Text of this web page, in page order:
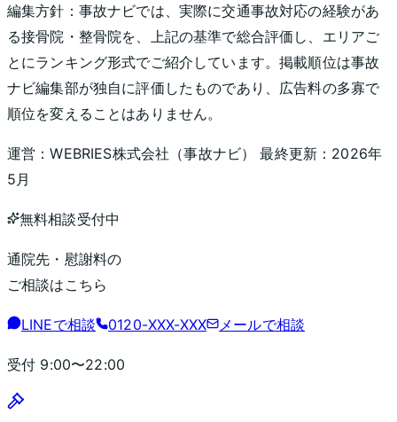
編集方針： 事故ナビでは、実際に交通事故対応の経験があ
る接骨院・整骨院を、上記の基準で総合評価し、エリアご
とにランキング形式でご紹介しています。掲載順位は事故
ナビ編集部が独自に評価したものであり、広告料の多寡で
順位を変えることはありません。
運営：WEBRIES株式会社 （事故ナビ） 最終更新： 2026年
5月
無料相談受付中
通院先・慰謝料の
ご相談はこちら
LINEで相談 0120-XXX-XXX メールで相談
受付 9:00〜22:00